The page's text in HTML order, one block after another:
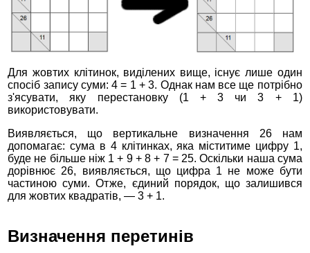
Для жовтих клітинок, виділених вище, існує лише один
спосіб запису суми: 4 = 1 + 3. Однак нам все ще потрібно
з'ясувати, яку перестановку (1 + 3 чи 3 + 1)
використовувати.
Виявляється, що вертикальне визначення 26 нам
допомагає: сума в 4 клітинках, яка міститиме цифру 1,
буде не більше ніж 1 + 9 + 8 + 7 = 25. Оскільки наша сума
дорівнює 26, виявляється, що цифра 1 не може бути
частиною суми. Отже, єдиний порядок, що залишився
для жовтих квадратів, — 3 + 1.
Визначення перетинів